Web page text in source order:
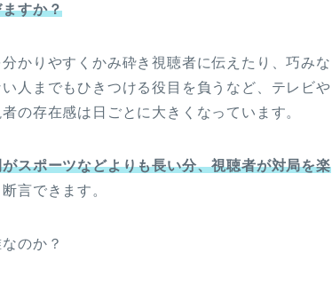
すか？
かりやすくかみ砕き視聴者に伝えたり、巧みな
人までもひきつける役目を負うなど、テレビや
の存在感は日ごとに大きくなっています。
スポーツなどよりも長い分、視聴者が対局を楽
言できます。
のか？